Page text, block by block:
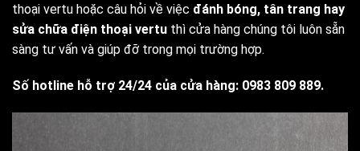
thoại vertu hoặc câu hỏi về việc đánh bóng, tân trang hay
sửa chữa điện thoại vertu thì cửa hàng chúng tôi luôn sẵn
sàng tư vấn và giúp đỡ trong mọi trường hợp.
Số hotline hỗ trợ 24/24 của cửa hàng: 0983 809 889.